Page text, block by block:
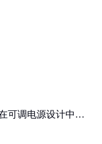
可调电源设计中的